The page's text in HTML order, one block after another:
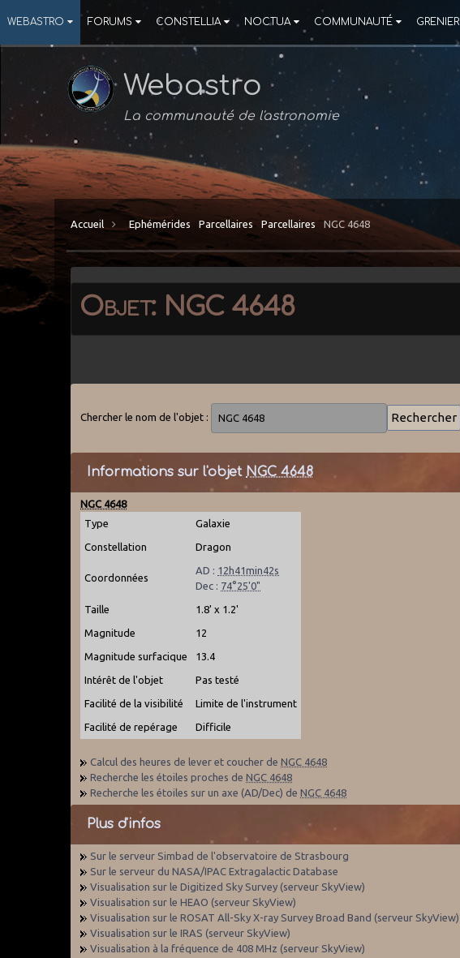
WEBASTRO FORUMS CONSTELLIA NOCTUA COMMUNAUTÉ GRENIER
Webastro
La communauté de l'astronomie
Accueil Ephémérides Parcellaires Parcellaires NGC 4648
Objet: NGC 4648
Chercher le nom de l'objet :
Informations sur l'objet NGC 4648
NGC 4648
Type
Galaxie
Constellation Dragon
Coordonnées
AD : 12h41min42s
Dec : 74°25'0"
Taille 1.8' x 1.2'
Magnitude 12
Magnitude surfacique 13.4
Intérêt de l'objet Pas testé
Facilité de la visibilité Limite de l'instrument
Facilité de repérage Difficile
Calcul des heures de lever et coucher deNGC 4648
Recherche les étoiles proches deNGC 4648
Recherche les étoiles sur un axe (AD/Dec) deNGC 4648
Plus d'infos
Sur le serveur Simbad de l'observatoire de Strasbourg
Sur le serveur du NASA/IPAC Extragalactic Database
Visualisation sur le Digitized Sky Survey (serveur SkyView)
Visualisation sur le HEAO (serveur SkyView)
Visualisation sur le ROSAT All-Sky X-ray Survey Broad Band (serveur SkyView)
Visualisation sur le IRAS (serveur SkyView)
Visualisation à la fréquence de 408 MHz (serveur SkyView)